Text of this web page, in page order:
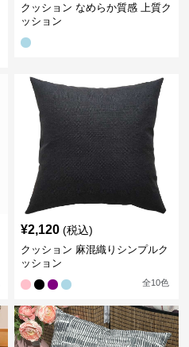
クッション なめらか質感 上質ク
ッション
¥2,120 (税込)
クッション 麻混織りシンプルク
ッション
全10色